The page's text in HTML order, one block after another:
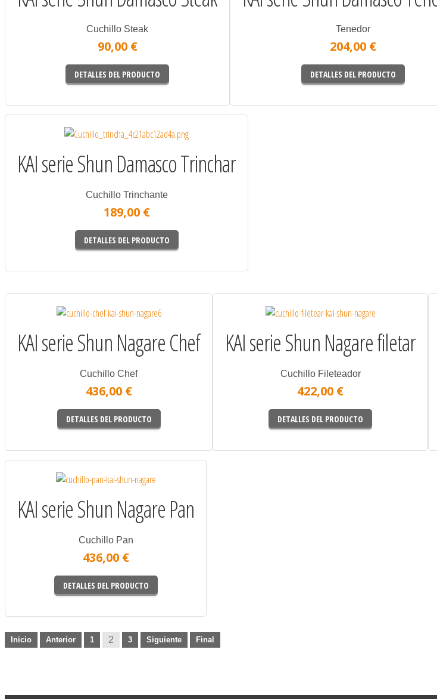
Cuchillo Steak
90,00 €
DETALLES DEL PRODUCTO
Tenedor
204,00 €
DETALLES DEL PRODUCTO
KAI serie Shun Damasco Trinchar
Cuchillo Trinchante
189,00 €
DETALLES DEL PRODUCTO
KAI serie Shun Nagare Chef
Cuchillo Chef
436,00 €
DETALLES DEL PRODUCTO
KAI serie Shun Nagare filetar
Cuchillo Fileteador
422,00 €
DETALLES DEL PRODUCTO
KAI serie Shun Nagare Pan
Cuchillo Pan
436,00 €
DETALLES DEL PRODUCTO
Inicio Anterior 1 2 3 Siguiente Final